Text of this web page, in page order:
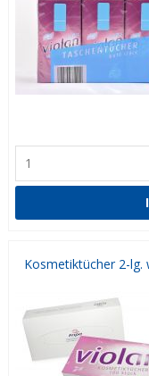
Kosmetiktücher 2-lg.